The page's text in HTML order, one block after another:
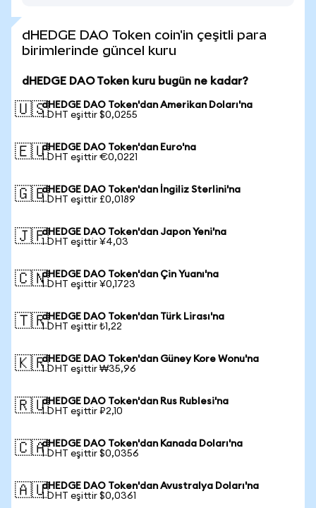
dHEDGE DAO Token coin'in çeşitli para
birimlerinde güncel kuru
dHEDGE DAO Token kuru bugün ne kadar?
🇺🇸dHEDGE DAO Token'dan Amerikan Doları'na
1 DHT eşittir $0,0255
🇪🇺dHEDGE DAO Token'dan Euro'na
1 DHT eşittir €0,0221
🇬🇧dHEDGE DAO Token'dan İngiliz Sterlini'na
1 DHT eşittir £0,0189
🇯🇵dHEDGE DAO Token'dan Japon Yeni'na
1 DHT eşittir ¥4,03
🇨🇳dHEDGE DAO Token'dan Çin Yuanı'na
1 DHT eşittir ¥0,1723
🇹🇷dHEDGE DAO Token'dan Türk Lirası'na
1 DHT eşittir ₺1,22
🇰🇷dHEDGE DAO Token'dan Güney Kore Wonu'na
1 DHT eşittir ₩35,96
🇷🇺dHEDGE DAO Token'dan Rus Rublesi'na
1 DHT eşittir ₽2,10
🇨🇦dHEDGE DAO Token'dan Kanada Doları'na
1 DHT eşittir $0,0356
🇦🇺dHEDGE DAO Token'dan Avustralya Doları'na
1 DHT eşittir $0,0361